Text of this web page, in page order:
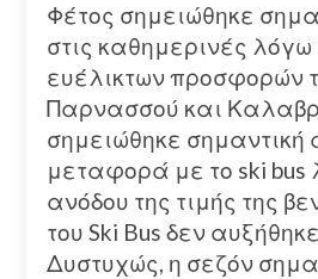
Φέτος σημειώθηκε
στις καθημερινές
ευέλικτων προσφορών
Παρνασσού και
σημειώθηκε σημαντική
μεταφορά με το ski bus
ανόδου της τιμής της
του Ski Bus δεν
Δυστυχώς, η σεζόν